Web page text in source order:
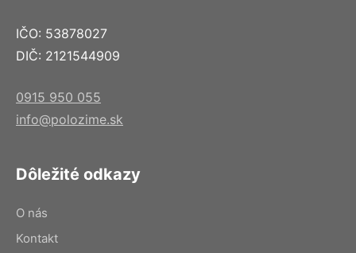
IČO: 53878027
DIČ: 2121544909
0915 950 055
info@polozime.sk
Dôležité odkazy
O nás
Kontakt